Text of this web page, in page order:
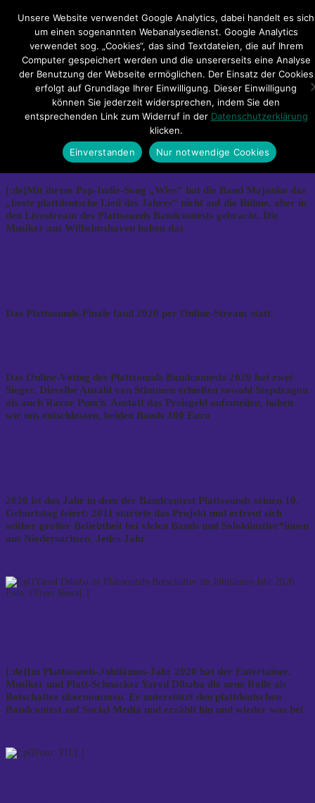
Impressum Datenschutzerklärung
Teilnahmebedingungen
Sitemap
Kontakt
Category Archives: Artikel 2020
Majanko gewinnt das Plattsounds-Finale
[:de]Mit ihrem Pop-Indie-Song „Wies“ hat die Band Majanko das
„beste plattdeutsche Lied des Jahres“ nicht auf die Bühne, aber in
den Livestream des Plattsounds Bandcontests gebracht. Die
Musiker aus Wilhelmshaven haben das
Das Plattsounds-Finale fand 2020 per Online-Stream statt.
Das Online-Voting des Plattsounds Bandcontests 2020 hat zwei
Sieger. Dieselbe Anzahl von Stimmen erhielten sowohl Stepdragon
als auch Razor Punch. Anstatt das Preisgeld aufzuteilen, haben
wir uns entschlossen, beiden Bands 300 Euro
2020 ist das Jahr in dem der Bandcontest Plattsounds seinen 10.
Geburtstag feiert: 2011 startete das Projekt und erfreut sich
seither großer Beliebtheit bei vielen Bands und Solokünstler*innen
aus Niedersachsen. Jedes Jahr
[:de]Im Plattsounds-Jubiläums-Jahr 2020 hat der Entertainer,
Musiker und Platt-Schnacker Yared Dibaba die neue Rolle als
Botschafter übernommen. Er unterstützt den plattdeutschen
Bandcontest auf Social Media und erzählt hin und wieder was bei
Hauptmenü
Unsere Website verwendet Google Analytics, dabei handelt es sich
um einen sogenannten Webanalysedienst. Google Analytics
verwendet sog. „Cookies“, das sind Textdateien, die auf Ihrem
Computer gespeichert werden und die unsererseits eine Analyse
der Benutzung der Webseite ermöglichen. Der Einsatz der Cookies
erfolgt auf Grundlage Ihrer Einwilligung. Dieser Einwilligung
können Sie jederzeit widersprechen, indem Sie den
entsprechenden Link zum Widerruf in der Datenschutzerklärung
klicken.
Einverstanden
Nur notwendige Cookies